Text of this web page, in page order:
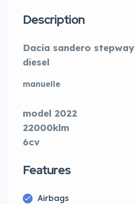
Description
Dacia sandero stepway
diesel
manuelle
model 2022
22000klm
6cv
Features
Airbags